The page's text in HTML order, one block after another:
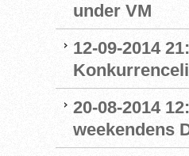
under VM
12-09-2014
20-08-2014
weekendens